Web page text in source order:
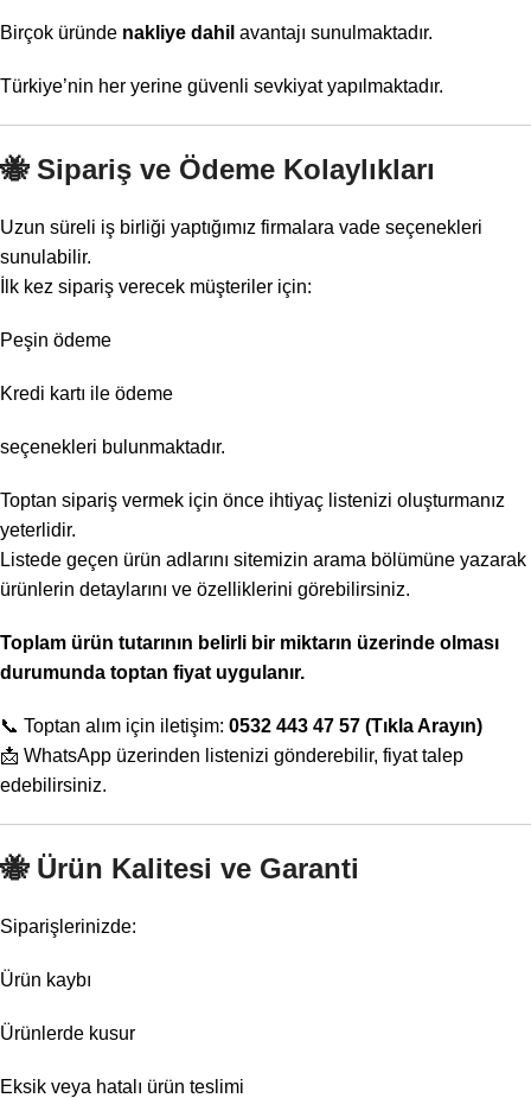
Birçok üründe nakliye dahil avantajı sunulmaktadır.
Türkiye’nin her yerine güvenli sevkiyat yapılmaktadır.
🐝 Sipariş ve Ödeme Kolaylıkları
Uzun süreli iş birliği yaptığımız firmalara vade seçenekleri
sunulabilir.
İlk kez sipariş verecek müşteriler için:
Peşin ödeme
Kredi kartı ile ödeme
seçenekleri bulunmaktadır.
Toptan sipariş vermek için önce ihtiyaç listenizi oluşturmanız
yeterlidir.
Listede geçen ürün adlarını sitemizin arama bölümüne yazarak
ürünlerin detaylarını ve özelliklerini görebilirsiniz.
Toplam ürün tutarının belirli bir miktarın üzerinde olması
durumunda toptan fiyat uygulanır.
📞 Toptan alım için iletişim: 0532 443 47 57 (Tıkla Arayın)
📩 WhatsApp üzerinden listenizi gönderebilir, fiyat talep
edebilirsiniz.
🐝 Ürün Kalitesi ve Garanti
Siparişlerinizde:
Ürün kaybı
Ürünlerde kusur
Eksik veya hatalı ürün teslimi